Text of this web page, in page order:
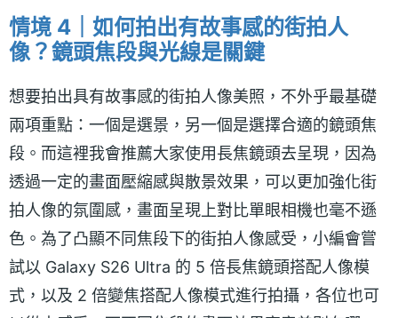
情境 4｜如何拍出有故事感的街拍人
像？鏡頭焦段與光線是關鍵
想要拍出具有故事感的街拍人像美照，不外乎最基礎
兩項重點：一個是選景，另一個是選擇合適的鏡頭焦
段。而這裡我會推薦大家使用長焦鏡頭去呈現，因為
透過一定的畫面壓縮感與散景效果，可以更加強化街
拍人像的氛圍感，畫面呈現上對比單眼相機也毫不遜
色。為了凸顯不同焦段下的街拍人像感受，小編會嘗
試以 Galaxy S26 Ultra 的 5 倍長焦鏡頭搭配人像模
式，以及 2 倍變焦搭配人像模式進行拍攝，各位也可